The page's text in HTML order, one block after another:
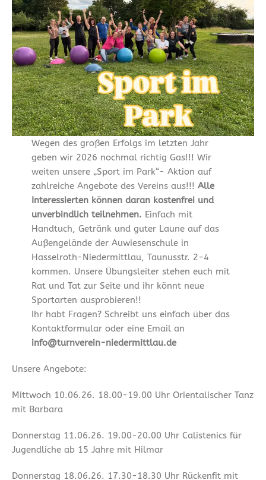
Wegen des großen Erfolgs im letzten Jahr
geben wir 2026 nochmal richtig Gas!!! Wir
weiten unsere „Sport im Park“- Aktion auf
zahlreiche Angebote des Vereins aus!!! Alle
Interessierten können daran kostenfrei und
unverbindlich teilnehmen. Einfach mit
Handtuch, Getränk und guter Laune auf das
Außengelände der Auwiesenschule in
Hasselroth-Niedermittlau, Taunusstr. 2-4
kommen. Unsere Übungsleiter stehen euch mit
Rat und Tat zur Seite und ihr könnt neue
Sportarten ausprobieren!!
Ihr habt Fragen? Schreibt uns einfach über das
Kontaktformular oder eine Email an
info@turnverein-niedermittlau.de
Unsere Angebote:
Mittwoch 10.06.26. 18.00-19.00 Uhr Orientalischer Tanz
mit Barbara
Donnerstag 11.06.26. 19.00-20.00 Uhr Calistenics für
Jugendliche ab 15 Jahre mit Hilmar
Donnerstag 18.06.26. 17.30-18.30 Uhr Rückenfit mit